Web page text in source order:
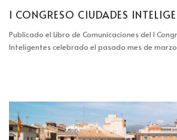
I CONGRESO CIUDADES
Publicado el Libro de Comunicaciones del I
Inteligentes celebrado el pasado mes de